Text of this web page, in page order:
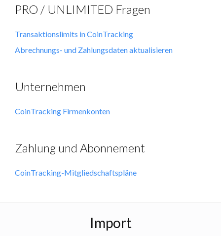
PRO / UNLIMITED Fragen
Transaktionslimits in CoinTracking
Abrechnungs- und Zahlungsdaten aktualisieren
Unternehmen
CoinTracking Firmenkonten
Zahlung und Abonnement
CoinTracking-Mitgliedschaftspläne
Import